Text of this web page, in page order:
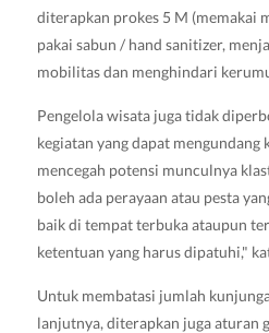
diterapkan prokes 5 M (memakai
pakai sabun / hand sanitizer,
mobilitas dan menghindari
Pengelola wisata juga tidak
kegiatan yang dapat
mencegah potensi munculnya
boleh ada perayaan atau pesta
baik di tempat terbuka ataupun
ketentuan yang harus dipatuhi,"
Untuk membatasi jumlah
lanjutnya, diterapkan juga aturan